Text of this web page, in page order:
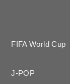
FIFA World Cup
J-POP